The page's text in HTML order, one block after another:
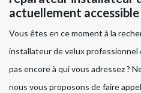
actuellement
Vous êtes en ce moment à la
installateur de velux professionnel
pas encore à qui vous adressez ?
nous vous proposons de faire